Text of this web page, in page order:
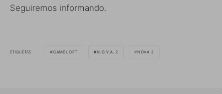
Seguiremos informando.
ETIQUETAS GAMELOFT N.O.V.A. 2 NOVA 2